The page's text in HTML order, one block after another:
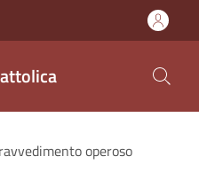
operoso